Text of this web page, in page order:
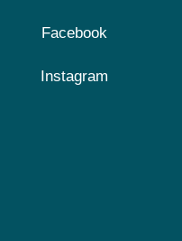
Facebook
Instagram